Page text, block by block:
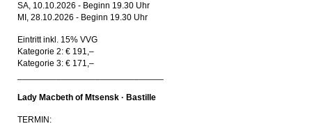
SA, 10.10.2026 - Beginn 19.30 Uhr
MI, 28.10.2026 - Beginn 19.30 Uhr
Eintritt inkl. 15% VVG
Kategorie 2: € 191,–
Kategorie 3: € 171,–
Lady Macbeth of Mtsensk · Bastille
TERMIN: